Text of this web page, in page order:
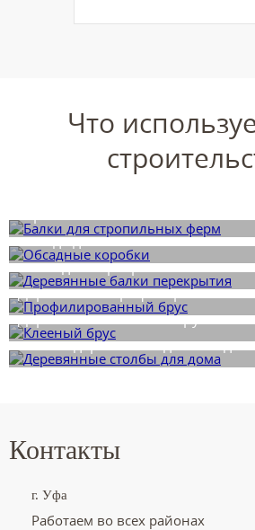
Что
Обсада для окон
Балка для перекрытия
Деревянный профилированный
Деревянный клееный брус
Столбы деревянные для беседки
Контакты
г. Уфа
Работаем во всех районах